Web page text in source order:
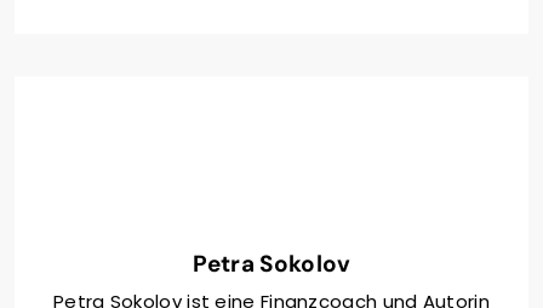
Petra Sokolov
Petra Sokolov ist eine Finanzcoach und Autorin